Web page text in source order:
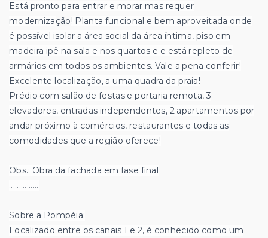
Está pronto para entrar e morar mas requer
modernização! Planta funcional e bem aproveitada onde
é possível isolar a área social da área íntima, piso em
madeira ipê na sala e nos quartos e e está repleto de
armários em todos os ambientes. Vale a pena conferir!
Excelente localização, a uma quadra da praia!
Prédio com salão de festas e portaria remota, 3
elevadores, entradas independentes, 2 apartamentos por
andar próximo à comércios, restaurantes e todas as
comodidades que a região oferece!
Obs.: Obra da fachada em fase final
...............
Sobre a Pompéia:
Localizado entre os canais 1 e 2, é conhecido como um